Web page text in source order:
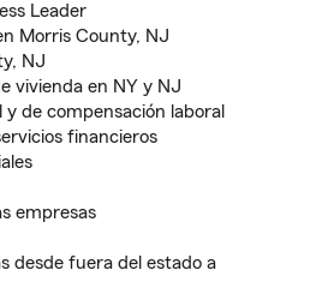
Leader
Morris County, NJ
NJ
vivienda en NY y NJ
de compensación laboral
financieros
empresas
desde fuera del estado a